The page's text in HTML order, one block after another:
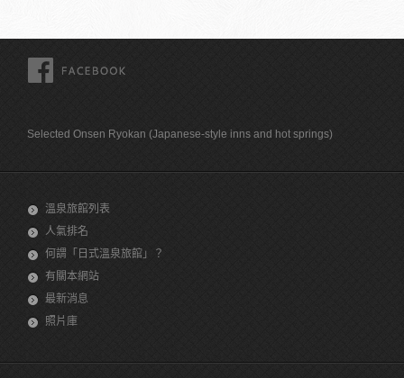
Selected Onsen Ryokan (Japanese-style inns and hot springs)
溫泉旅館列表
人氣排名
何謂「日式溫泉旅館」？
有關本網站
最新消息
照片庫